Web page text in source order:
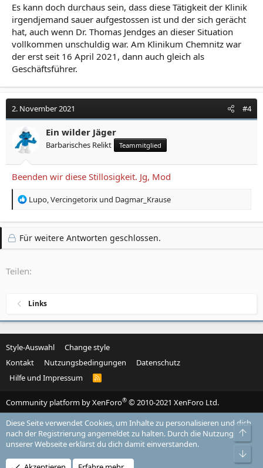
Es kann doch durchaus sein, dass diese Tätigkeit der Klinik
irgendjemand sauer aufgestossen ist und der sich gerächt
hat, auch wenn Dr. Thomas Jendges an dieser Situation
vollkommen unschuldig war. Am Klinikum Chemnitz war
der erst seit 16 April 2021, dann auch gleich als
Geschäftsführer.
2. November 2021 #4
Ein wilder Jäger
Barbarisches Relikt Teammitglied
Beenden wir diese Stillosigkeit. Jg, Mod
R
a
t
i
n
:
Lupo,Vercingetorix und Dagmar_Krause
Für weitere Antworten geschlossen.
Teilen:
Links
Style-Auswahl
Change style
Kontakt
Nutzungsbedingungen
Datenschutz
Hilfe und Impressum
R
Community platform by XenForo® © 2010-2021 XenForo Ltd.
Diese Seite verwendet Cookies, um Inhalte zu personalisieren und dich
nach der Registrierung angemeldet zu halten. Durch die Nutzung
unserer Webseite erklärst du dich damit einverstanden.